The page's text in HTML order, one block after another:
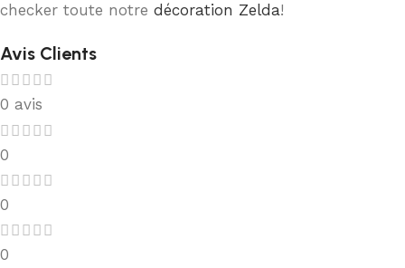
checker toute notre décoration Zelda!
Avis Clients
0 avis
0
0
0